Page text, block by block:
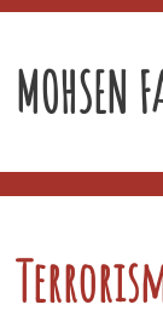
MOHSEN